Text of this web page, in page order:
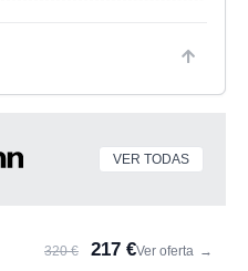
VER TODAS
320 € 217 €Ver oferta →